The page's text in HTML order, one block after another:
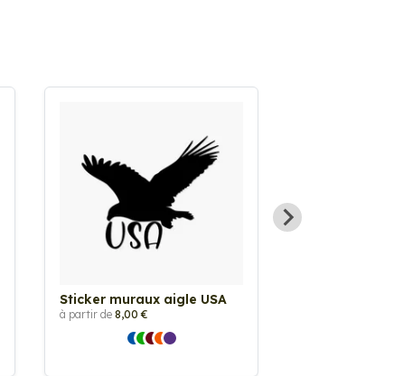
Sticker muraux aigle USA
à partir de 8,00 €